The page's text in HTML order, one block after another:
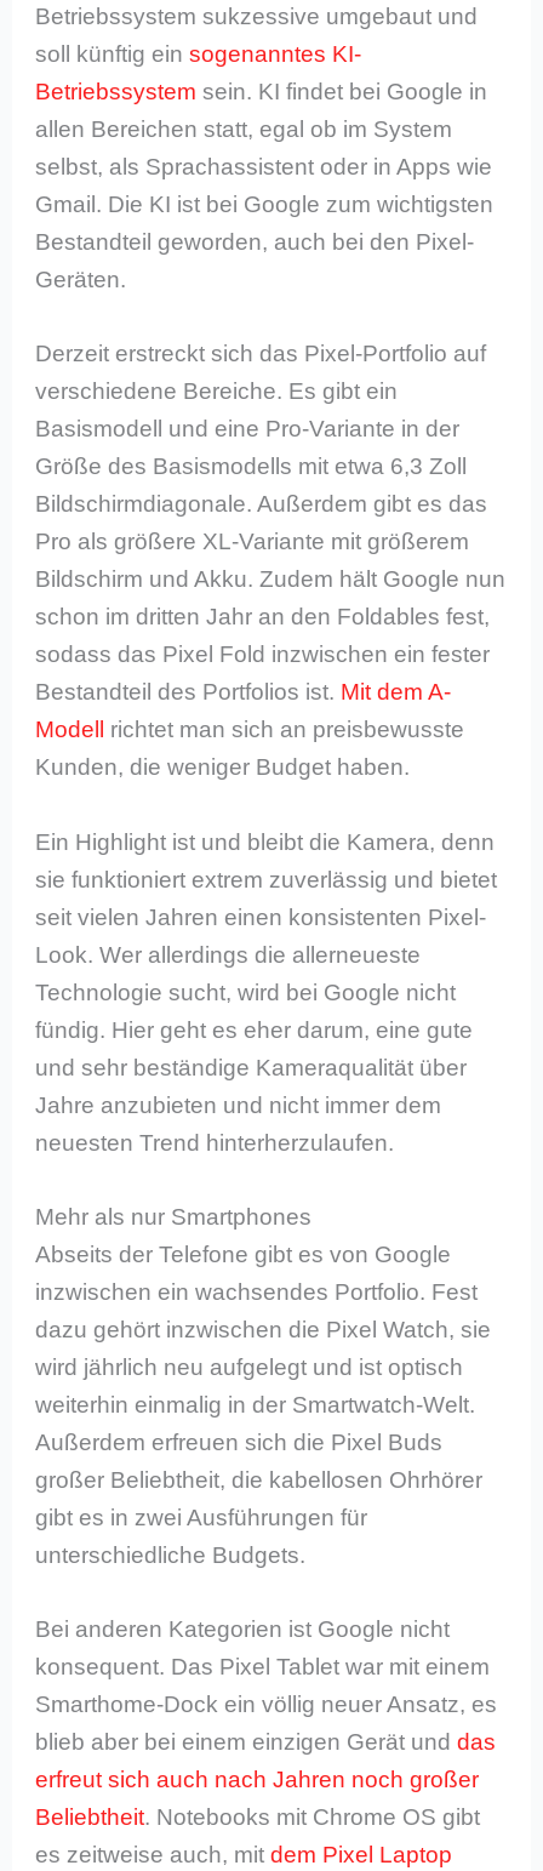
Betriebssystem sukzessive umgebaut und
soll künftig einsogenanntes KI-
Betriebssystem sein. KI findet bei Google in
allen Bereichen statt, egal ob im System
selbst, als Sprachassistent oder in Apps wie
Gmail. Die KI ist bei Google zum wichtigsten
Bestandteil geworden, auch bei den Pixel-
Geräten.
Derzeit erstreckt sich das Pixel-Portfolio auf
verschiedene Bereiche. Es gibt ein
Basismodell und eine Pro-Variante in der
Größe des Basismodells mit etwa 6,3 Zoll
Bildschirmdiagonale. Außerdem gibt es das
Pro als größere XL-Variante mit größerem
Bildschirm und Akku. Zudem hält Google nun
schon im dritten Jahr an den Foldables fest,
sodass das Pixel Fold inzwischen ein fester
Bestandteil des Portfolios ist. Mit dem A-
Modell
richtet man sich an preisbewusste
Kunden, die weniger Budget haben.
Ein Highlight ist und bleibt die Kamera, denn
sie funktioniert extrem zuverlässig und bietet
seit vielen Jahren einen konsistenten Pixel-
Look. Wer allerdings die allerneueste
Technologie sucht, wird bei Google nicht
fündig. Hier geht es eher darum, eine gute
und sehr beständige Kameraqualität über
Jahre anzubieten und nicht immer dem
neuesten Trend hinterherzulaufen.
Mehr als nur Smartphones
Abseits der Telefone gibt es von Google
inzwischen ein wachsendes Portfolio. Fest
dazu gehört inzwischen die Pixel Watch, sie
wird jährlich neu aufgelegt und ist optisch
weiterhin einmalig in der Smartwatch-Welt.
Außerdem erfreuen sich die Pixel Buds
großer Beliebtheit, die kabellosen Ohrhörer
gibt es in zwei Ausführungen für
unterschiedliche Budgets.
Bei anderen Kategorien ist Google nicht
konsequent. Das Pixel Tablet war mit einem
Smarthome-Dock ein völlig neuer Ansatz, es
blieb aber bei einem einzigen Gerät unddas
erfreut sich auch nach Jahren noch großer
Beliebtheit. Notebooks mit Chrome OS gibt
es zeitweise auch, mitdem Pixel Laptop